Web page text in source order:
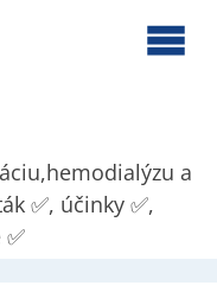
a
✅, účinky ✅,